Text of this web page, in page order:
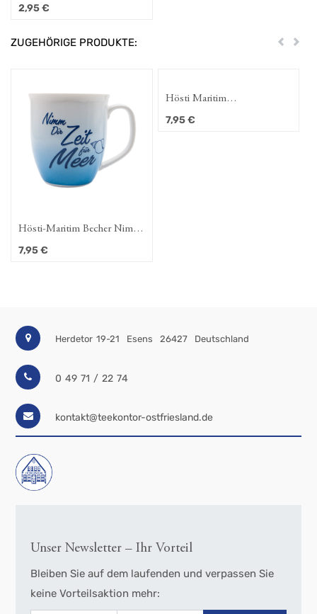
Platzset Ich will Meer
2,95€
ZUGEHÖRIGE PRODUKTE: Zurück
Hösti-Maritim Becher Nimm
Dir Zeit
7,95€
Hösti Maritim
Frühstücksbrett Nimm Dir
7,95€
Herdetor 19-21 Esens 26427 Deutschland
0 49 71 / 22 74
kontakt@teekontor-ostfriesland.de
Unser Newsletter – Ihr Vorteil
Bleiben Sie auf dem laufenden und verpassen Sie
keine Vorteilsaktion mehr: